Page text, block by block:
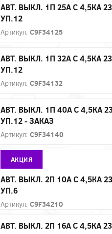
АВТ. ВЫКЛ. 1П 25А С 4,5КА
УП.12
Артикул: C9F34125
АВТ. ВЫКЛ. 1П 32А С 4,5КА
УП.12
Артикул: C9F34132
АВТ. ВЫКЛ. 1П 40А С 4,5КА
УП.12 - ЗАКАЗ
Артикул: C9F34140
АКЦИЯ
АВТ. ВЫКЛ. 2П 10А С 4,5КА
УП.6
Артикул: C9F34210
АВТ. ВЫКЛ. 2П 16А С 4,5КА